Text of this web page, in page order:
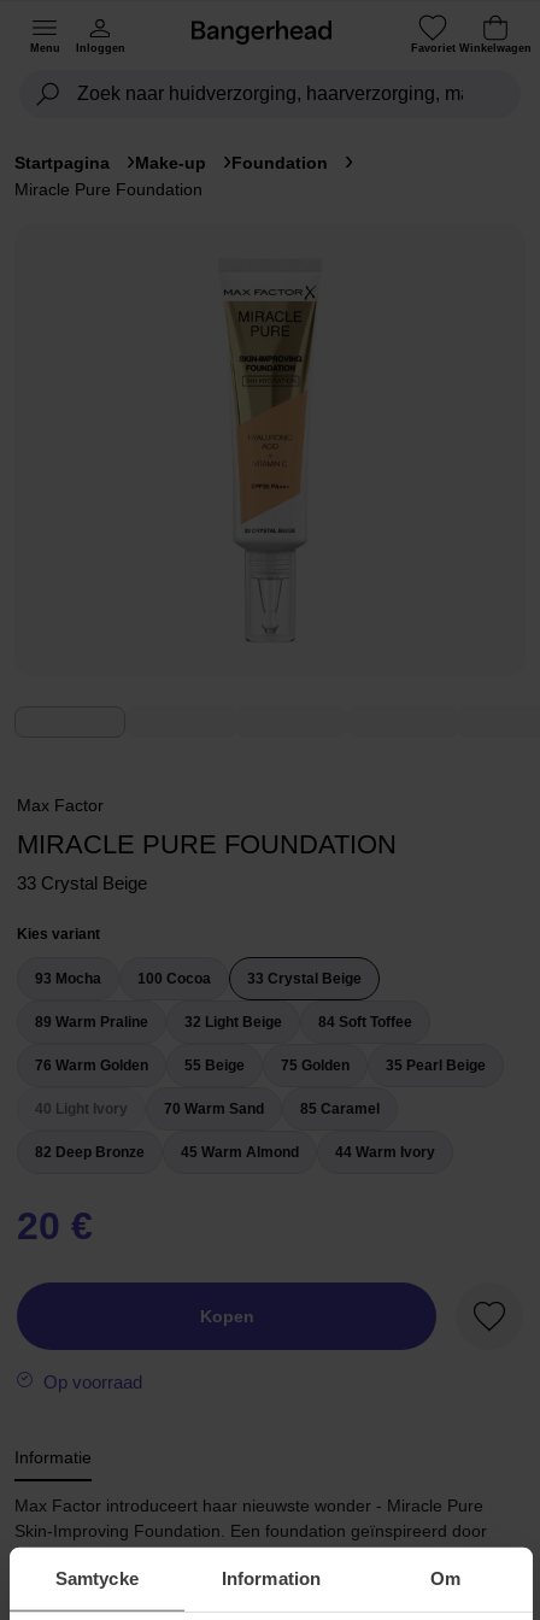
Samtycke Information Om
Menu Inloggen Favoriet Winkelwagen
Startpagina Make-up
Foundation
Miracle Pure Foundation
Max Factor
MIRACLE PURE FOUNDATION
33 Crystal Beige
Kies variant
93 Mocha 100 Cocoa 33 Crystal Beige
89 Warm Praline 32 Light Beige 84 Soft Toffee
76 Warm Golden 55 Beige 75 Golden 35 Pearl Beige
40 Light Ivory 70 Warm Sand 85 Caramel
82 Deep Bronze 45 Warm Almond 44 Warm Ivory
20 €
Kopen
Op voorraad
Informatie
Max Factor introduceert haar nieuwste wonder - Miracle Pure
Skin-Improving Foundation. Een foundation geïnspireerd door
Make-up verrijkt met hyaluronzuur, waarbij huidverzorging en
cosmetica één worden in één foundation. Klinisch bewezen dat het